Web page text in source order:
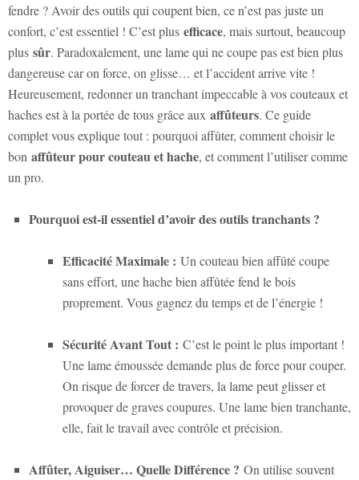
fendre ? Avoir des outils qui coupent bien, ce n’est pas juste un
confort, c’est essentiel ! C’est plus efficace, mais surtout, beaucoup
plus sûr. Paradoxalement, une lame qui ne coupe pas est bien plus
dangereuse car on force, on glisse… et l’accident arrive vite !
Heureusement, redonner un tranchant impeccable à vos couteaux et
haches est à la portée de tous grâce aux affûteurs. Ce guide
complet vous explique tout : pourquoi affûter, comment choisir le
bon affûteur pour couteau et hache, et comment l’utiliser comme
un pro.
Pourquoi est-il essentiel d’avoir des outils tranchants ?
Efficacité Maximale : Un couteau bien affûté coupe
sans effort, une hache bien affûtée fend le bois
proprement. Vous gagnez du temps et de l’énergie !
Sécurité Avant Tout : C’est le point le plus important !
Une lame émoussée demande plus de force pour couper.
On risque de forcer de travers, la lame peut glisser et
provoquer de graves coupures. Une lame bien tranchante,
elle, fait le travail avec contrôle et précision.
Affûter, Aiguiser… Quelle Différence ? On utilise souvent